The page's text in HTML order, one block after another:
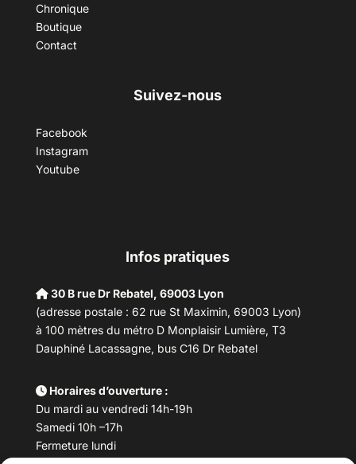
Chronique
Boutique
Contact
Suivez-nous
Facebook
Instagram
Youtube
Infos pratiques
30 B rue Dr Rebatel, 69003 Lyon
(adresse postale : 62 rue St Maximin, 69003 Lyon)
à 100 mètres du métro D Monplaisir Lumière, T3
Dauphiné Lacassagne, bus C16 Dr Rebatel
Horaires d’ouverture :
Du mardi au vendredi 14h-19h
Samedi 10h –17h
Fermeture lundi